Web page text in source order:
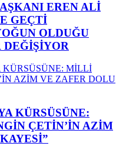
EREN ALİ
GEÇTİ
OLDUĞU
KÜRSÜSÜNE:
ÇETİN’İN AZİM